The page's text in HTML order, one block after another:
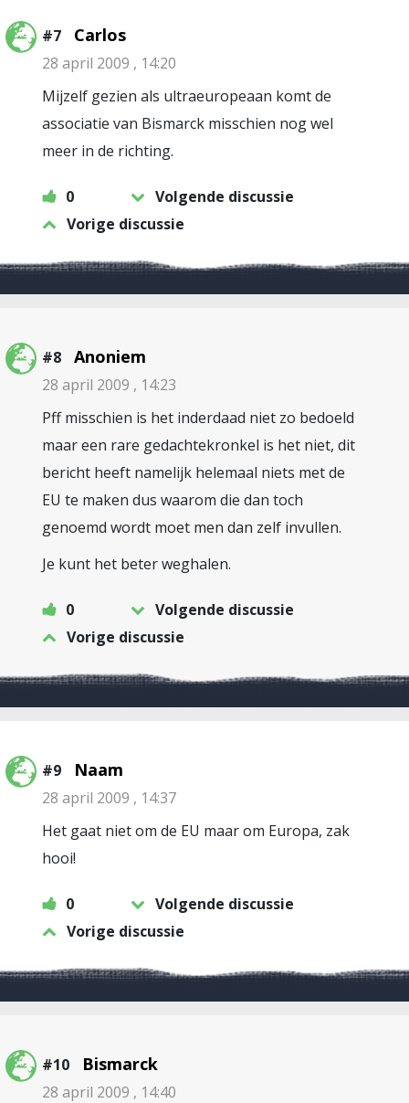
#7 Carlos
28 april 2009 , 14:20
Mijzelf gezien als ultraeuropeaan komt de
associatie van Bismarck misschien nog wel
meer in de richting.
0
Volgende discussie
Vorige discussie
#8 Anoniem
28 april 2009 , 14:23
Pff misschien is het inderdaad niet zo bedoeld
maar een rare gedachtekronkel is het niet, dit
bericht heeft namelijk helemaal niets met de
EU te maken dus waarom die dan toch
genoemd wordt moet men dan zelf invullen.
Je kunt het beter weghalen.
0
Volgende discussie
Vorige discussie
#9 Naam
28 april 2009 , 14:37
Het gaat niet om de EU maar om Europa, zak
hooi!
0
Volgende discussie
Vorige discussie
#10 Bismarck
28 april 2009 , 14:40